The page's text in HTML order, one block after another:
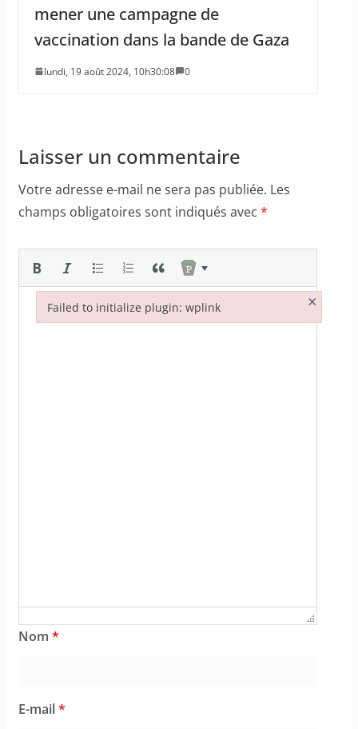
mener une campagne de
vaccination dans la bande de Gaza
lundi, 19 août 2024, 10h30:08 0
Laisser un commentaire
Votre adresse e-mail ne sera pas publiée. Les
champs obligatoires sont indiqués avec *
Nom *
E-mail*
Failed to initialize plugin: wplink ×
Failed to initialize plugin: wplink